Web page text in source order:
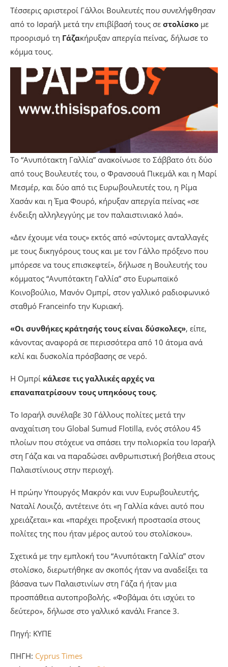
Τέσσερις αριστεροί Γάλλοι Βουλευτές που συνελήφθησαν
από το Ισραήλ μετά την επιβίβασή τους σε στολίσκο με
προορισμό τη Γάζακήρυξαν απεργία πείνας, δήλωσε το
κόμμα τους.
Το “Ανυπότακτη Γαλλία” ανακοίνωσε το Σάββατο ότι δύο
από τους Βουλευτές του, ο Φρανσουά Πικεμάλ και η Μαρί
Μεσμέρ, και δύο από τις Ευρωβουλευτές του, η Ρίμα
Χασάν και η Έμα Φουρό, κήρυξαν απεργία πείνας «σε
ένδειξη αλληλεγγύης με τον παλαιστινιακό λαό».
«Δεν έχουμε νέα τους» εκτός από «σύντομες ανταλλαγές
με τους δικηγόρους τους και με τον Γάλλο πρόξενο που
μπόρεσε να τους επισκεφτεί», δήλωσε η Βουλευτής του
κόμματος “Ανυπότακτη Γαλλία” στο Ευρωπαϊκό
Κοινοβούλιο, Μανόν Ομπρί, στον γαλλικό ραδιοφωνικό
σταθμό Franceinfo την Κυριακή.
«Οι συνθήκες κράτησής τους είναι δύσκολες», είπε,
κάνοντας αναφορά σε περισσότερα από 10 άτομα ανά
κελί και δυσκολία πρόσβασης σε νερό.
Η Ομπρί κάλεσε τις γαλλικές αρχές να
επαναπατρίσουν τους υπηκόους τους.
Το Ισραήλ συνέλαβε 30 Γάλλους πολίτες μετά την
αναχαίτιση του Global Sumud Flotilla, ενός στόλου 45
πλοίων που στόχευε να σπάσει την πολιορκία του Ισραήλ
στη Γάζα και να παραδώσει ανθρωπιστική βοήθεια στους
Παλαιστίνιους στην περιοχή.
Η πρώην Υπουργός Μακρόν και νυν Ευρωβουλευτής,
Ναταλί Λουιζό, αντέτεινε ότι «η Γαλλία κάνει αυτό που
χρειάζεται» και «παρέχει προξενική προστασία στους
πολίτες της που ήταν μέρος αυτού του στολίσκου».
Σχετικά με την εμπλοκή του “Ανυπότακτη Γαλλία” στον
στολίσκο, διερωτήθηκε αν σκοπός ήταν να αναδείξει τα
βάσανα των Παλαιστινίων στη Γάζα ή ήταν μια
προσπάθεια αυτοπροβολής. «Φοβάμαι ότι ισχύει το
δεύτερο», δήλωσε στο γαλλικό κανάλι France 3.
Πηγή: KYΠΕ
ΠΗΓΗ: Cyprus Times